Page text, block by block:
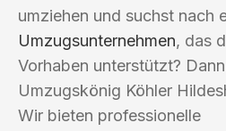
umziehen und suchst nach
Umzugsunternehmen, das
Vorhaben unterstützt?
Umzugskönig Köhler
Wir bieten professionelle